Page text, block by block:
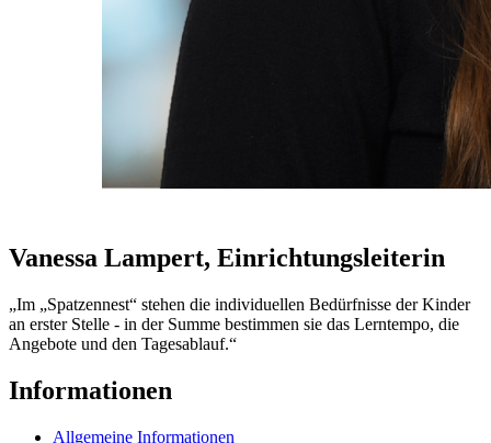
Vanessa Lampert, Einrichtungsleiterin
„Im „Spatzennest“ stehen die individuellen Bedürfnisse der Kinder
an erster Stelle - in der Summe bestimmen sie das Lerntempo, die
Angebote und den Tagesablauf.“
Informationen
Allgemeine Informationen